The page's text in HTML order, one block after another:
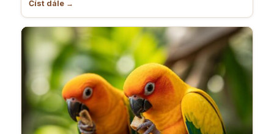
Číst dále →